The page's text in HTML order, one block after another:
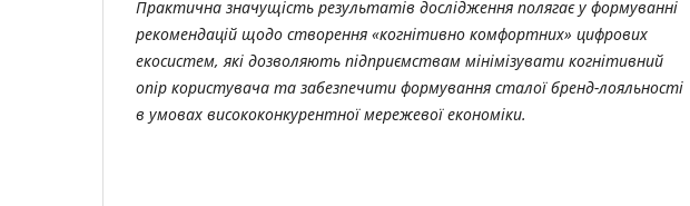
Практична значущість результатів дослідження полягає у формуванні
рекомендацій щодо створення «когнітивно комфортних» цифрових
екосистем, які дозволяють підприємствам мінімізувати когнітивний
опір користувача та забезпечити формування сталої бренд-лояльності
в умовах висококонкурентної мережевої економіки.